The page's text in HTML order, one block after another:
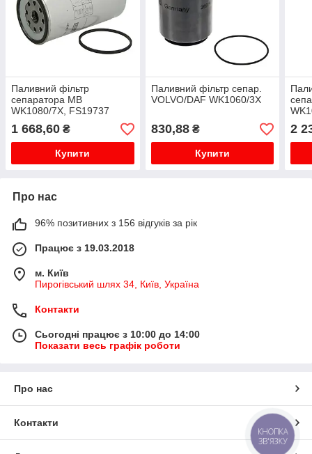
Паливний фільтр
сепаратора MB
WK1080/7X, FS19737
1 668,60 ₴
Купити
Паливний фільтр сепар.
VOLVO/DAF WK1060/3X
830,88₴
Купити
2
Про нас
96% позитивних з 156 відгуків за рік
Працює з 19.03.2018
м. Київ
Пирогівський шлях 34, Київ, Україна
Контакти
Сьогодні працює з 10:00 до 14:00
Показати весь графік роботи
Про нас
Контакти
КНОПКА
ЗВ'ЯЗКУ